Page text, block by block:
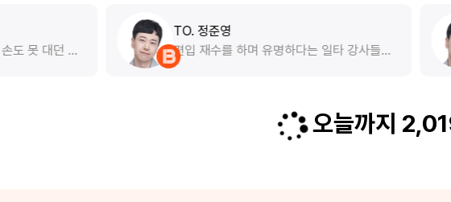
ㅠ 다들 풀어보시죠… !
학 5등급... 미적분은 손도 못 대던 학
. 적분은 정말 적분 그 자체밖에 모
편입 재수를 하며 유명하다는 일
인강과 현강을 수강해 본 경험이
부합니다. 특히 선생님의 탁월한 발성과 전달
력 덕분에 수업 시간 내내 졸음 없
수 있었고 제공해 주시는 풍부한
오늘까지